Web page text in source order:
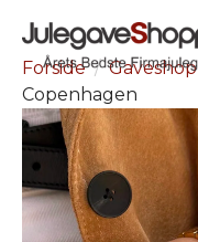
Forside Gaveshop
Copenhagen